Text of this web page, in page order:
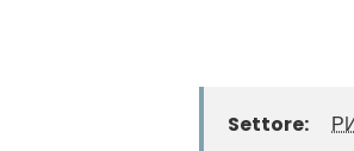
Settore: